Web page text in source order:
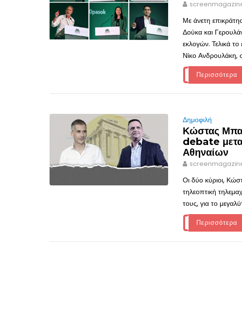
Με άνετη
Δούκα και
εκλογών. Τελικά
Νίκο Ανδρουλάκη,
Περισσότερα
Δημοφιλή
Κώστας
debate
Αθηναίων
Οι δύο κύριοι,
τηλεοπτική
τους, για το
Περισσότερα